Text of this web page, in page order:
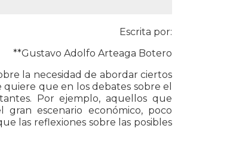
Escrita por:
**Gustavo Adolfo Arteaga Botero
la necesidad de abordar ciertos
que en los debates sobre el
Por ejemplo, aquellos que
escenario económico, poco
las reflexiones sobre las posibles